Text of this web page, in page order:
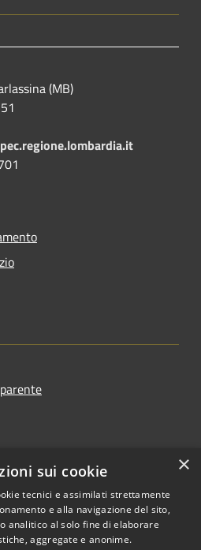
(MB)
Copyright © 2026 • Comune di
×
sui cookie
tecnici e assimilati strettamente
e alla navigazione del sito,
analitico al solo fine di elaborare
aggregate e anonime.